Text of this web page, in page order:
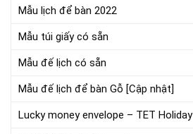
Mẫu lịch để bàn 2022
Mẫu túi giấy có sẵn
Mẫu đế lịch có sẵn
Mẫu đế lịch để bàn Gỗ [Cập nhật]
Lucky money envelope – TET Holiday